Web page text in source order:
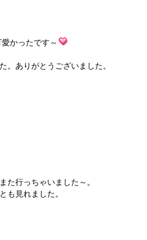
かったです～
。ありがとうございました。
た行っちゃいました～。
も見れました。